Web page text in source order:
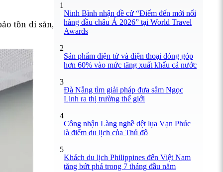
tồn di sản,
1
Ninh Bình nhận đề cử “Điểm đến mới nổi
hàng đầu châu Á 2026” tại World Travel
Awards
2
Sản phẩm điện tử và điện thoại đóng góp
hơn 60% vào mức tăng xuất khẩu cả nước
3
Đà Nẵng tìm giải pháp đưa sâm Ngọc
Linh ra thị trường thế giới
4
Công nhận Làng nghề dệt lụa Vạn Phúc
là điểm du lịch của Thủ đô
5
Khách du lịch Philippines đến Việt Nam
tăng bứt phá trong 7 tháng đầu năm